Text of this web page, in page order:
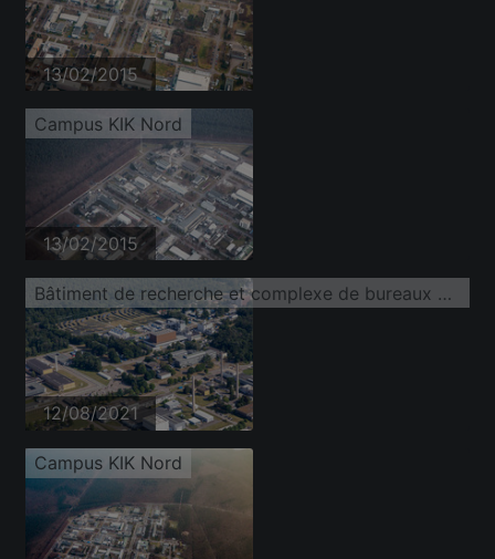
13/02/2015
Campus KIK Nord
13/02/2015
Bâtiment de recherche et complexe de bureaux du campus nord de l'Institut de technologie de Karlsruhe, situé sur Untergrombacher Straße
12/08/2021
Campus KIK Nord